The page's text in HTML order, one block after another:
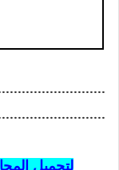
لتحميل